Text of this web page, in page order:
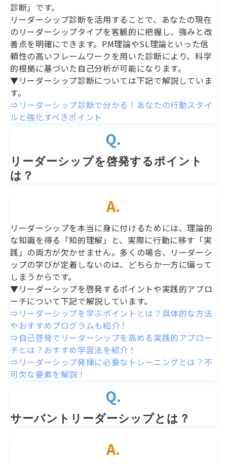
診断」です。
リーダーシップ診断を活用することで、あなたの現在
のリーダーシップタイプを客観的に把握し、強みと改
善点を明確にできます。PM理論やSL理論といった信
頼性の高いフレームワークを用いた診断により、科学
的根拠に基づいた自己分析が可能になります。
▼リーダーシップ診断については下記で解説していま
す。
⇒リーダーシップ診断で分かる！あなたの行動スタイ
ルと強化すべきポイント
Q.
リーダーシップを啓発するポイント
は？
A.
リーダーシップを本当に身に付けるためには、理論的
な知識を得る「知的理解」と、実際に行動に移す「実
践」の両方が欠かせません。多くの場合、リーダーシ
ップの学びが定着しないのは、どちらか一方に偏って
しまうからです。
▼リーダーシップを啓発するポイントや実践的アプロ
ーチについて下記で解説しています。
⇒リーダーシップを学ぶポイントとは？具体的な方法
やおすすめプログラムも紹介！
⇒自己啓発でリーダーシップを高める実践的アプロー
チとは？おすすめ学習法を紹介！
⇒リーダーシップ発揮に必要なトレーニングとは？不
可欠な要素を解説！
Q.
サーバントリーダーシップとは？
A.